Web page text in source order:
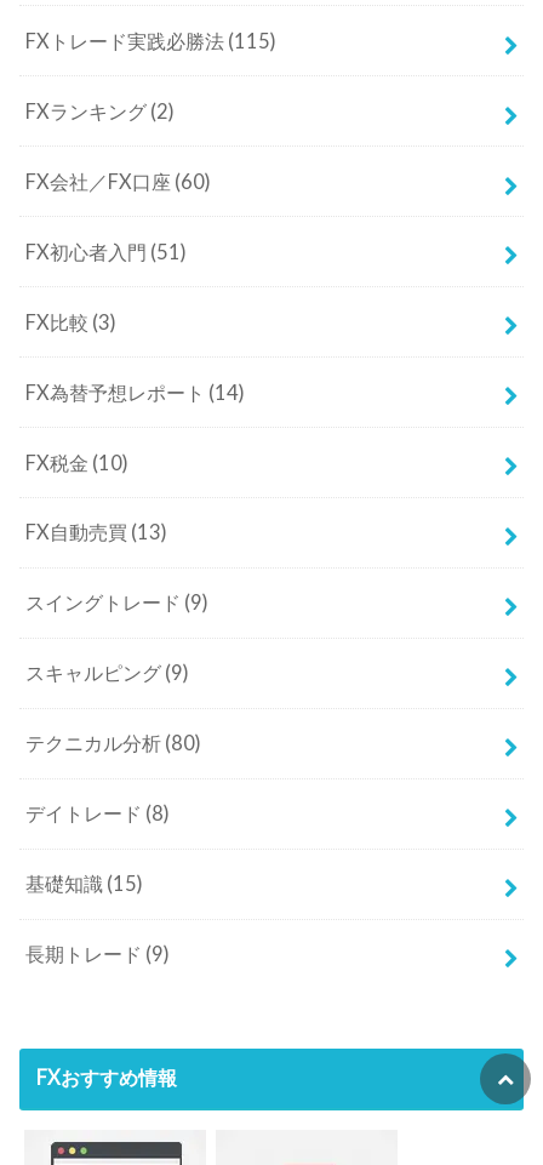
FXトレード実践必勝法 (115)
FXランキング (2)
FX会社／FX口座 (60)
FX初心者入門 (51)
FX比較 (3)
FX為替予想レポート (14)
FX税金 (10)
FX自動売買 (13)
スイングトレード (9)
スキャルピング (9)
テクニカル分析 (80)
デイトレード (8)
基礎知識 (15)
長期トレード (9)
FXおすすめ情報